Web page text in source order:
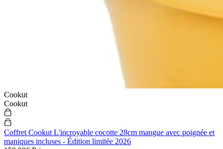
Cookut
Cookut
Coffret Cookut L'incroyable cocotte 28cm mangue avec poignée et
maniques incluses - Édition limitée 2026